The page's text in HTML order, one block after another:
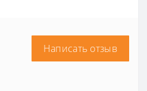
Написать отзыв